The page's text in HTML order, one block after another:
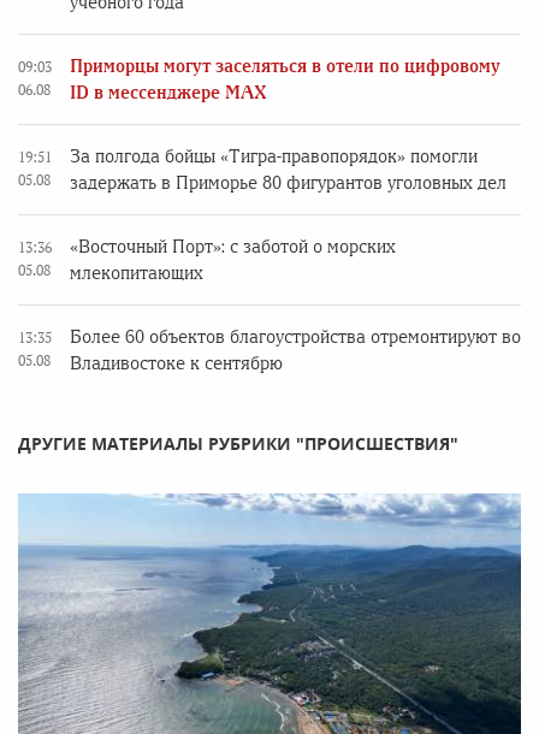
09:03
06.08
Приморцы могут заселяться в отели по цифровому
ID в мессенджере MAX
19:51
05.08
За полгода бойцы «Тигра-правопорядок» помогли
задержать в Приморье 80 фигурантов уголовных дел
13:36
05.08
«Восточный Порт»: с заботой о морских
млекопитающих
13:35
05.08
Более 60 объектов благоустройства отремонтируют во
Владивостоке к сентябрю
ДРУГИЕ МАТЕРИАЛЫ РУБРИКИ "ПРОИСШЕСТВИЯ"